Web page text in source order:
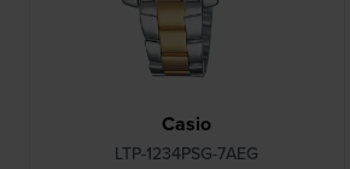
Casio
LTP-1234PSG-7AEG